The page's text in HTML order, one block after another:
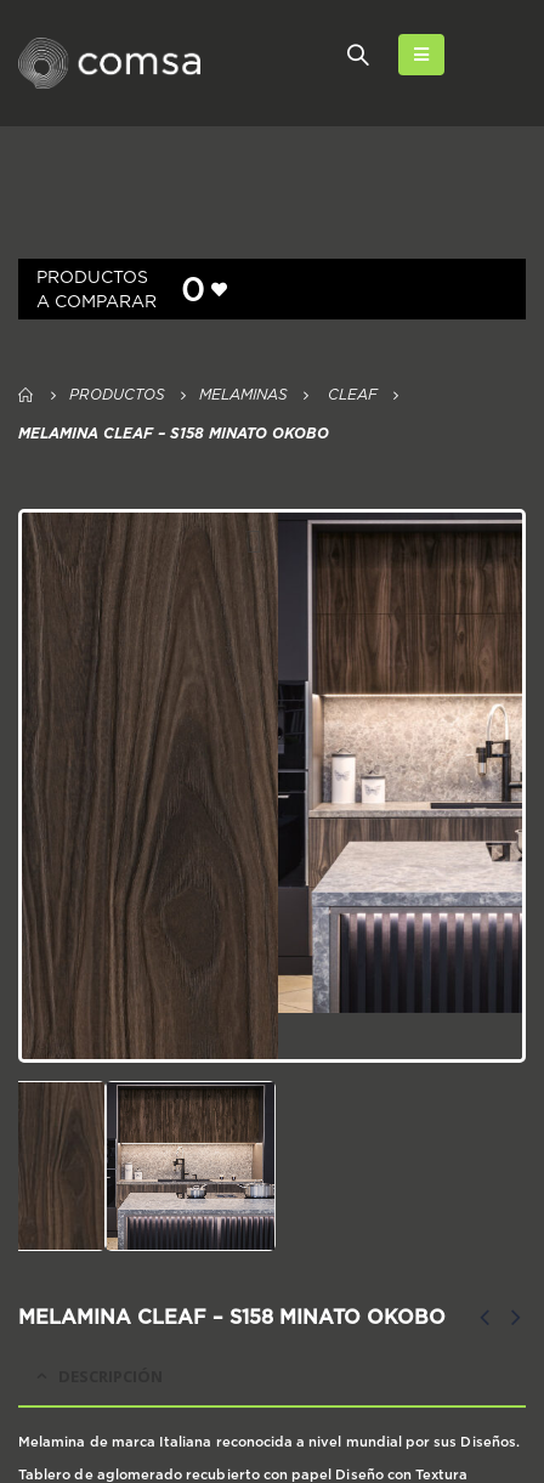
PRODUCTOS
A COMPARAR
0
PRODUCTOS MELAMINAS CLEAF
MELAMINA CLEAF – S158 MINATO OKOBO
MELAMINA CLEAF – S158 MINATO OKOBO
Melamina de marca Italiana reconocida a nivel mundial por sus Diseños.
Tablero de aglomerado recubierto con papel Diseño con Textura